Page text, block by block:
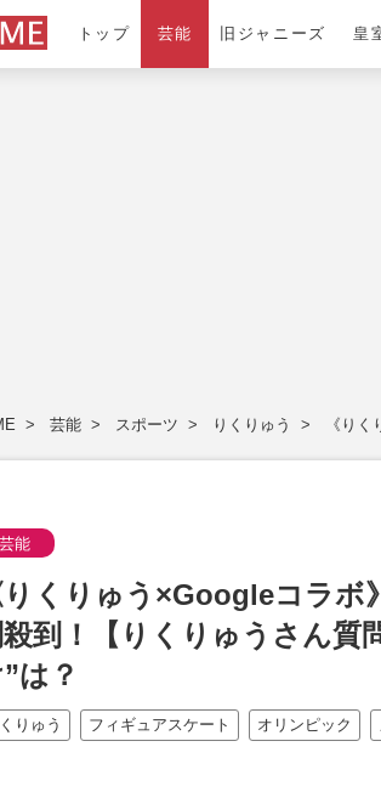
トップ 芸能 旧ジャニーズ 皇
芸能 スポーツ りくりゅう 《り
芸能
りくりゅう×Googleコラボ
殺到！【りくりゅうさん質
は？
りゅう フィギュアスケート オリンピック